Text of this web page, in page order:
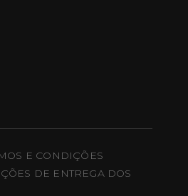
E CONDIÇÕES
DE ENTREGA DOS